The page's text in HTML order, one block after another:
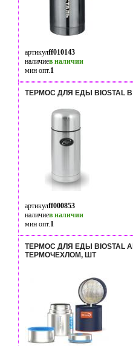
артикулff010143
наличиев наличии
мин опт.1
ТЕРМОС ДЛЯ ЕДЫ BIOSTAL
артикулff000853
наличиев наличии
мин опт.1
ТЕРМОС ДЛЯ ЕДЫ BIOSTAL
ТЕРМОЧЕХЛОМ, ШТ